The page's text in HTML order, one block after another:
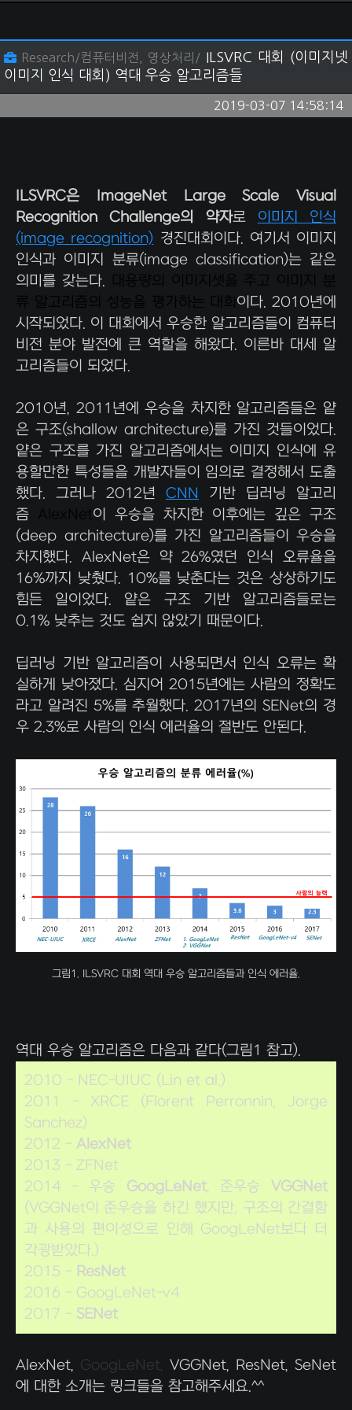
Research/컴퓨터비전, 영상처리/ ILSVRC 대회 (이미지넷
이미지 인식 대회) 역대 우승 알고리즘들
2019-03-07 14:58:14
ILSVRC은 ImageNet Large Scale Visual
Recognition Challenge의 약자로 이미지 인식
(image recognition) 경진대회이다. 여기서 이미지
인식과 이미지 분류(image classification)는 같은
의미를 갖는다.
이다. 2010년에
시작되었다. 이 대회에서 우승한 알고리즘들이 컴퓨터
비전 분야 발전에 큰 역할을 해왔다. 이른바 대세 알
고리즘들이 되었다.
2010년, 2011년에 우승을 차지한 알고리즘들은 얕
은 구조(shallow architecture)를 가진 것들이었다.
얕은 구조를 가진 알고리즘에서는 이미지 인식에 유
용할만한 특성들을 개발자들이 임의로 결정해서 도출
했다. 그러나 2012년 CNN
기반 딥러닝 알고리
즘
이 우승을 차지한 이후에는 깊은 구조
(deep architecture)를 가진 알고리즘들이 우승을
차지했다. AlexNet은 약 26%였던 인식 오류율을
16%까지 낮췄다. 10%를 낮춘다는 것은 상상하기도
힘든 일이었다. 얕은 구조 기반 알고리즘들로는
0.1% 낮추는 것도 쉽지 않았기 때문이다.
딥러닝 기반 알고리즘이 사용되면서 인식 오류는 확
실하게 낮아졌다. 심지어 2015년에는 사람의 정확도
라고 알려진 5%를 추월했다. 2017년의 SENet의 경
우 2.3%로 사람의 인식 에러율의 절반도 안된다.
그림1. ILSVRC 대회 역대 우승 알고리즘들과 인식 에러율.
역대 우승 알고리즘은 다음과 같다(그림1 참고).
2010 - NEC-UIUC (Lin et al.)
2011 - XRCE (Florent Perronnin, Jorge
Sanchez)
2012 - AlexNet
2013 - ZFNet
2014 - 우승 GoogLeNet, 준우승 VGGNet
(VGGNet이 준우승을 하긴 했지만, 구조의 간결함
과 사용의 편이성으로 인해 GoogLeNet보다 더
각광받았다.)
2015 - ResNet
2016 - GoogLeNet-v4
2017 - SENet
AlexNet, GoogLeNet, VGGNet, ResNet, SeNet
에 대한 소개는 링크들을 참고해주세요.^^